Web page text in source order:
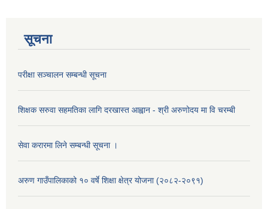
सूचना
परीक्षा सञ्चालन सम्बन्धी सूचना
शिक्षक सरुवा सहमतिका लागि दरखास्त आह्वान - श्री अरुणोदय मा वि चरम्बी
सेवा करारमा लिने सम्बन्धी सूचना ।
अरुण गाउँपालिकाको १० वर्षे शिक्षा क्षेत्र योजना (२०८२-२०९१)